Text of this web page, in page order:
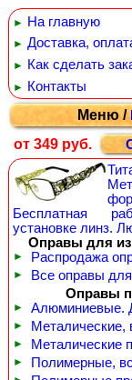
► На главную
► Доставка,
► Как сделать
► Контакты
Меню /
от 349 руб.
Бесплатная
установке линз.
Оправы для
► Распродажа
►
Все оправы
Оправы
► Алюминиевые.
► Металические,
► Металические
► Полимерные,